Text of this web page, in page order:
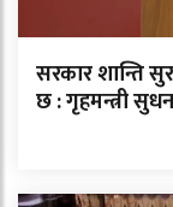
सरकार शान्ति
छ : गृहमन्त्री